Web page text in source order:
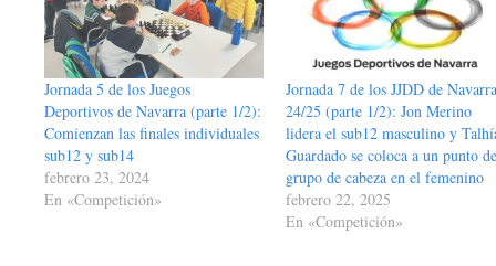
Jornada 5 de los Juegos
Deportivos de Navarra (parte 1/2):
Comienzan las finales individuales
sub12 y sub14
febrero 23, 2024
En «Competición»
Jornada 7 de los JJDD de Navarra
24/25 (parte 1/2): Jon Merino
lidera el sub12 masculino y
Guardado se coloca a un punto
grupo de cabeza en el femenino
febrero 22, 2025
En «Competición»